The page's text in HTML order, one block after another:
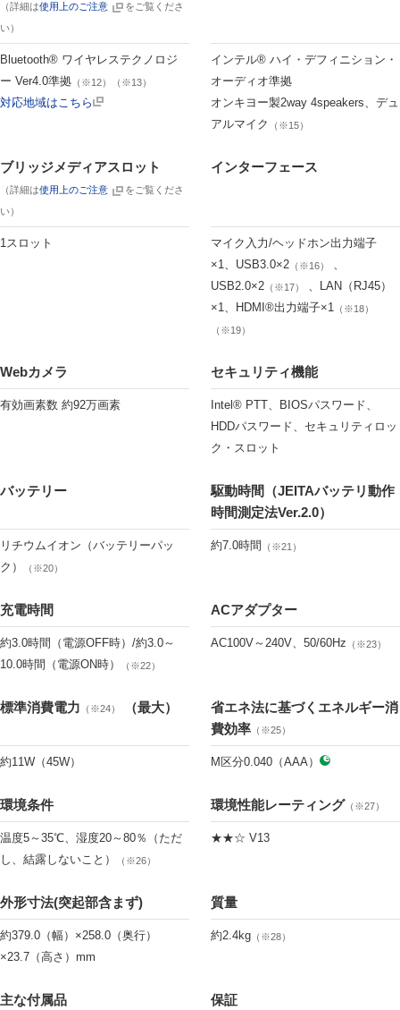
（詳細は使用上のご注意
をご覧くださ
い）
Bluetooth® ワイヤレステクノロジ
ー Ver4.0準拠 （※12）（※13）
対応地域はこちら
インテル® ハイ・デフィニション・
オーディオ準拠
オンキヨー製2way 4speakers、デュ
アルマイク
（※15）
ブリッジメディアスロット
（詳細は使用上のご注意
をご覧くださ
い）
1スロット
インターフェース
マイク入力/ヘッドホン出力端子
×1、USB3.0×2 （※16）
、
USB2.0×2 （※17）
、LAN（RJ45）
×1、HDMI®出力端子×1 （※18）
（※19）
Webカメラ
有効画素数 約92万画素
セキュリティ機能
Intel® PTT、BIOSパスワード、
HDDパスワード、セキュリティロッ
ク・スロット
バッテリー
リチウムイオン（バッテリーパッ
ク）
（※20）
駆動時間（JEITAバッテリ動作
時間測定法Ver.2.0）
約7.0時間 （※21）
充電時間
約3.0時間（電源OFF時）/約3.0～
10.0時間（電源ON時）
（※22）
ACアダプター
AC100V～240V、50/60Hz （※23）
標準消費電力 （※24） （最大）
約11W（45W）
省エネ法に基づくエネルギー消
費効率 （※25）
M区分0.040（AAA）
環境条件
温度5～35℃、湿度20～80％（ただ
し、結露しないこと）
（※26）
環境性能レーティング （※27）
★★☆ V13
外形寸法(突起部含まず)
約379.0（幅）×258.0（奥行）
×23.7（高さ）mm
質量
約2.4kg （※28）
主な付属品 保証